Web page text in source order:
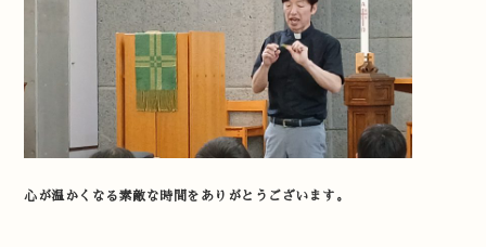
心が温かくなる素敵な時間をありがとうございます。